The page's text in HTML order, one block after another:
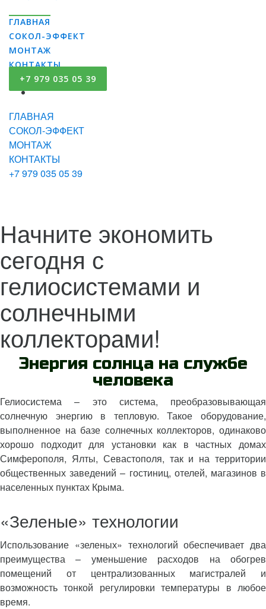
ГЛАВНАЯ
СОКОЛ-ЭФФЕКТ
МОНТАЖ
КОНТАКТЫ
+7 979 035 05 39
ГЛАВНАЯ
СОКОЛ-ЭФФЕКТ
МОНТАЖ
КОНТАКТЫ
+7 979 035 05 39
Начните экономить
сегодня с
гелиосистемами и
солнечными
коллекторами!
Энергия солнца на службе
человека
Гелиосистема – это система, преобразовывающая
солнечную энергию в тепловую. Такое оборудование,
выполненное на базе солнечных коллекторов, одинаково
хорошо подходит для установки как в частных домах
Симферополя, Ялты, Севастополя, так и на территории
общественных заведений – гостиниц, отелей, магазинов в
населенных пунктах Крыма.
«Зеленые» технологии
Использование «зеленых» технологий обеспечивает два
преимущества – уменьшение расходов на обогрев
помещений от централизованных магистралей и
возможность тонкой регулировки температуры в любое
время.